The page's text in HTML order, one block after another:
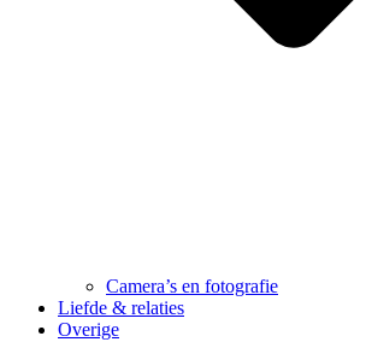
Camera’s en fotografie
Liefde & relaties
Overige